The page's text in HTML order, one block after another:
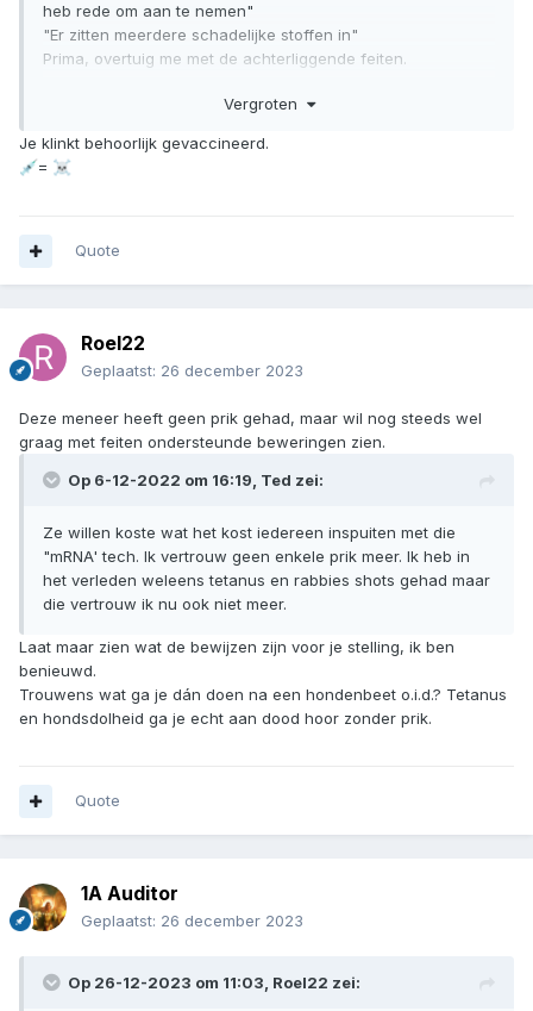
heb rede om aan te nemen"
"Er zitten meerdere schadelijke stoffen in"
Prima, overtuig me met de achterliggende feiten.
Vergroten
Je klinkt behoorlijk gevaccineerd.
💉 = ☠️
Quote
Roel22
Geplaatst: 26 december 2023
Deze meneer heeft geen prik gehad, maar wil nog steeds wel
graag met feiten ondersteunde beweringen zien.
Op 6-12-2022 om 16:19, Ted zei:
Ze willen koste wat het kost iedereen inspuiten met die
"mRNA' tech. Ik vertrouw geen enkele prik meer. Ik heb in
het verleden weleens tetanus en rabbies shots gehad maar
die vertrouw ik nu ook niet meer.
Laat maar zien wat de bewijzen zijn voor je stelling, ik ben
benieuwd.
Trouwens wat ga je dán doen na een hondenbeet o.i.d.? Tetanus
en hondsdolheid ga je echt aan dood hoor zonder prik.
Quote
1A Auditor
Geplaatst: 26 december 2023
Op 26-12-2023 om 11:03, Roel22 zei: